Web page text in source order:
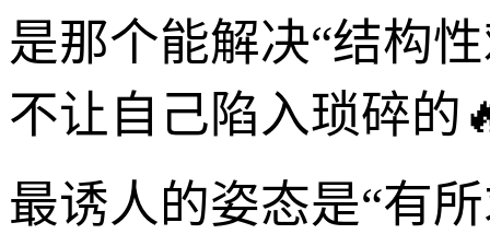
是那个能解决“结构
不让自己陷入琐碎的
最诱人的姿态是“有